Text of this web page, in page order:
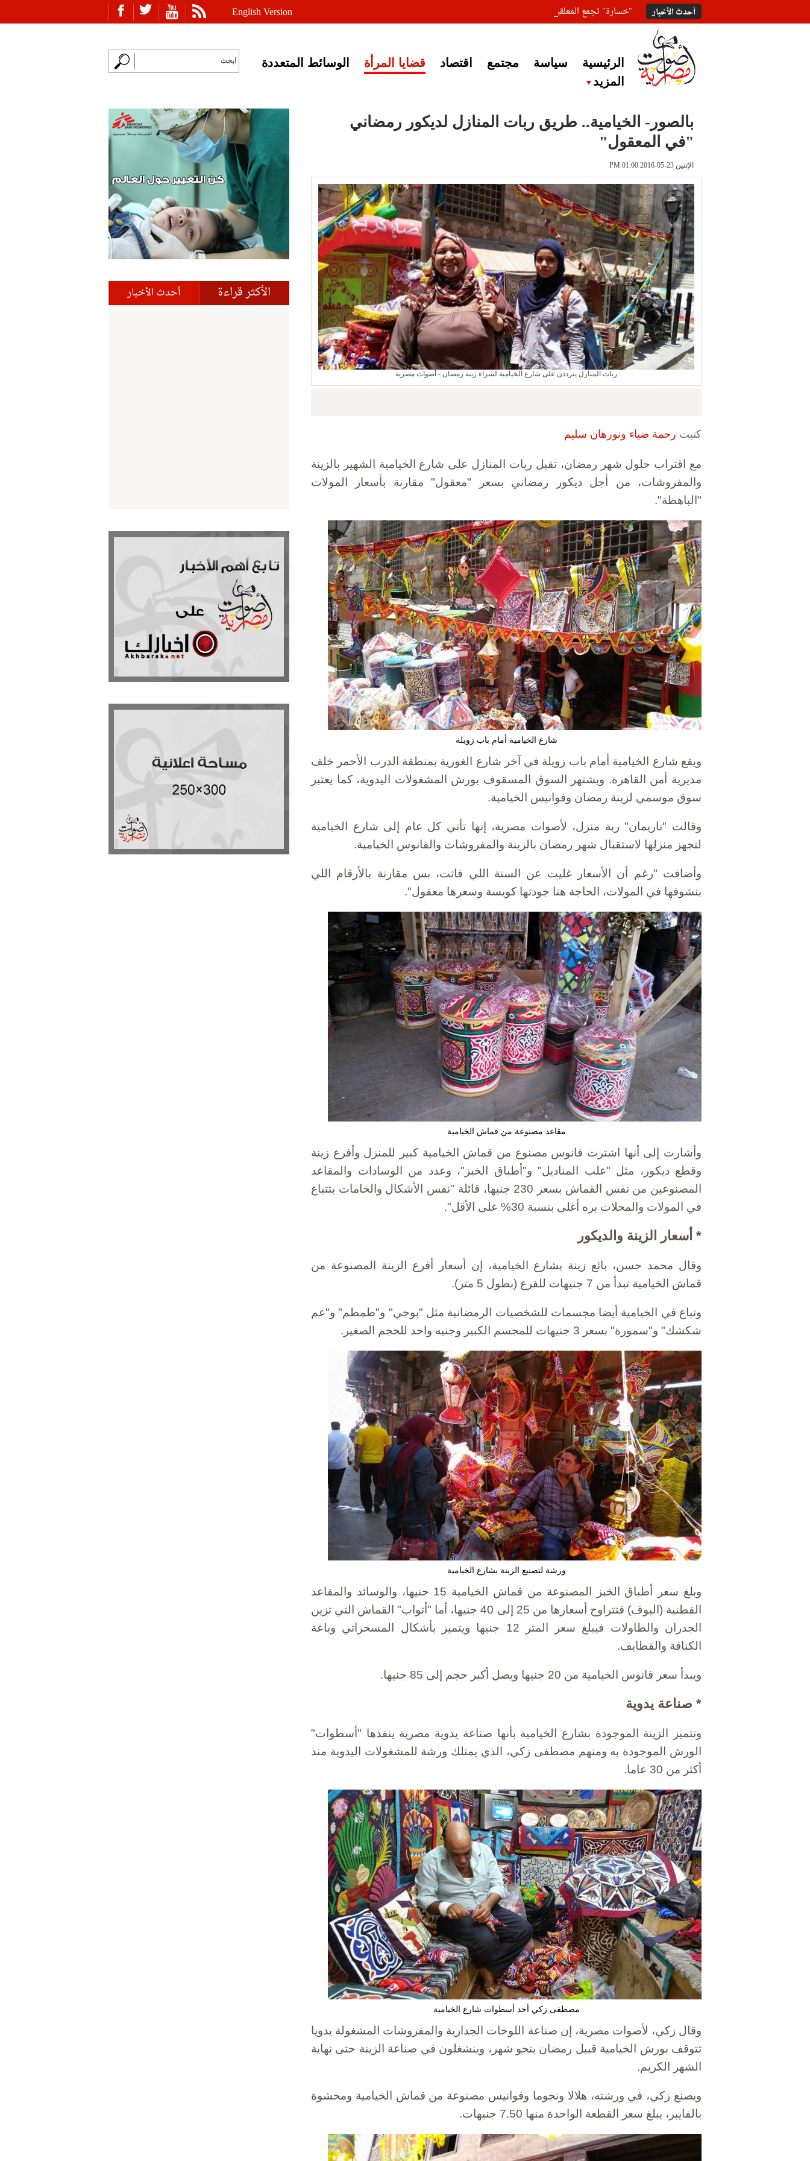
English Version أحدث الأخبار "خسارة" تجمع المعلقين على خبر إغلاق أصوات مصرية
الرئيسية سياسة مجتمع اقتصاد قضايا المرأة
الوسائط المتعددة
المزيد
بالصور- الخيامية.. طريق ربات المنازل لديكور رمضاني
"في المعقول"
الإثنين 23-05-2016 PM 01:00
ربات المنازل يترددن على شارع الخيامية لشراء زينة رمضان - أصوات مصرية
كتبت رحمة ضياء ونورهان سليم
مع اقتراب حلول شهر رمضان، تقبل ربات المنازل على شارع الخيامية الشهير بالزينة
والمفروشات، من أجل ديكور رمضاني بسعر "معقول" مقارنة بأسعار المولات
"الباهظة".
شارع الخيامية أمام باب زويلة
ويقع شارع الخيامية أمام باب زويلة في آخر شارع الغورية بمنطقة الدرب الأحمر خلف
مديرية أمن القاهرة. ويشتهر السوق المسقوف بورش المشغولات اليدوية، كما يعتبر
سوق موسمي لزينة رمضان وفوانيس الخيامية.
وقالت "ناريمان" ربة منزل، لأصوات مصرية، إنها تأتي كل عام إلى شارع الخيامية
لتجهز منزلها لاستقبال شهر رمضان بالزينة والمفروشات والفانوس الخيامية.
وأضافت "رغم أن الأسعار غليت عن السنة اللي فاتت، بس مقارنة بالأرقام اللي
بنشوفها في المولات، الحاجة هنا جودتها كويسة وسعرها معقول".
مقاعد مصنوعة من قماش الخيامية
وأشارت إلى أنها اشترت فانوس مصنوع من قماش الخيامية كبير للمنزل وأفرع زينة
وقطع ديكور، مثل "علب المناديل" و"أطباق الخبز"، وعدد من الوسادات والمقاعد
المصنوعين من نفس القماش بسعر 230 جنيها، قائلة "نفس الأشكال والخامات بتتباع
في المولات والمحلات بره أغلى بنسبة 30% على الأقل".
* أسعار الزينة والديكور
وقال محمد حسن، بائع زينة بشارع الخيامية، إن أسعار أفرع الزينة المصنوعة من
قماش الخيامية تبدأ من 7 جنيهات للفرع (بطول 5 متر).
وتباع في الخيامية أيضا مجسمات للشخصيات الرمضانية مثل "بوجي" و"طمطم" و"عم
شكشك" و"سمورة" بسعر 3 جنيهات للمجسم الكبير وجنيه واحد للحجم الصغير.
ورشة لتصنيع الزينة بشارع الخيامية
وبلغ سعر أطباق الخبز المصنوعة من قماش الخيامية 15 جنيها، والوسائد والمقاعد
القطنية (البوف) فتتراوح أسعارها من 25 إلى 40 جنيها، أما "أتواب" القماش التي تزين
الجدران والطاولات فيبلغ سعر المتر 12 جنيها ويتميز بأشكال المسحراتي وباعة
الكنافة والقطايف.
ويبدأ سعر فانوس الخيامية من 20 جنيها ويصل أكبر حجم إلى 85 جنيها.
* صناعة يدوية
وتتميز الزينة الموجودة بشارع الخيامية بأنها صناعة يدوية مصرية ينفذها "أسطوات"
الورش الموجودة به ومنهم مصطفى زكي، الذي يمتلك ورشة للمشغولات اليدوية منذ
أكثر من 30 عاما.
مصطفى زكي أحد أسطوات شارع الخيامية
وقال زكي، لأصوات مصرية، إن صناعة اللوحات الجدارية والمفروشات المشغولة يدويا
تتوقف بورش الخيامية قبيل رمضان بنحو شهر، وينشغلون في صناعة الزينة حتى نهاية
الشهر الكريم.
ويصنع زكي، في ورشته، هلالا ونجوما وفوانيس مصنوعة من قماش الخيامية ومحشوة
بالفايبر، يبلغ سعر القطعة الواحدة منها 7.50 جنيهات.
الأكثر قراءة أحدث الأخبار